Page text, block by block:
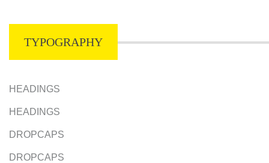
TYPOGRAPHY
HEADINGS
HEADINGS
DROPCAPS
DROPCAPS